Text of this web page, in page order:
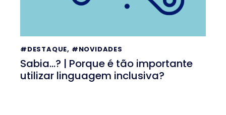
#DESTAQUE, #NOVIDADES
Sabia…? | Porque é tão importante
utilizar linguagem inclusiva?